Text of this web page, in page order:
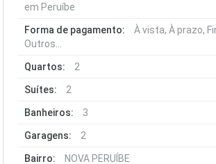
em Peruíbe
Forma de pagamento:
À vista, À prazo,
Outros...
Quartos: 2
Suítes: 2
Banheiros: 3
Garagens: 2
Bairro: NOVA PERUÍBE